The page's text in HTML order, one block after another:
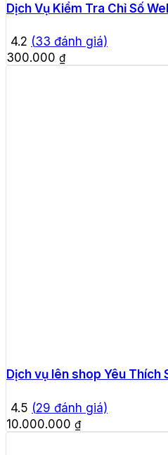
Dịch Vụ Kiểm Tra Chỉ Số
4.2 (33 đánh giá)
300.000 ₫
Dịch vụ lên shop Yêu Thích
4.5 (29 đánh giá)
10.000.000 ₫